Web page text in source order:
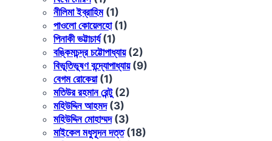
নীলিমা ইব্রাহিম(1)
পাওলো কোয়েলহো(1)
পিনাকী ভট্টাচার্য(1)
বঙ্কিমচন্দ্র চট্টোপাধ্যায়(2)
বিভূতিভূষণ বন্দ্যোপাধ্যায়(9)
বেগম রোকেয়া(1)
মতিউর রহমান রেন্টু(2)
মহিউদ্দিন আহমদ(3)
মহিউদ্দিন মোহাম্মদ(3)
মাইকেল মধুসূদন দত্ত(18)